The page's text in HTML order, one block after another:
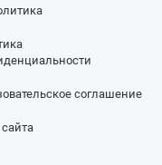
соглашение
сайта